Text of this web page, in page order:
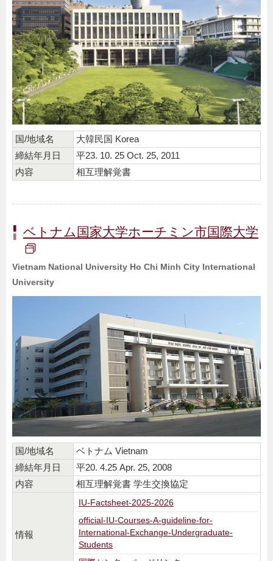
国/地域名
大韓民国 Korea
締結年月日
平23. 10. 25 Oct. 25, 2011
内容
相互理解覚書
ベトナム国家大学ホーチミン市国際大学
Vietnam National University Ho Chi Minh City International
University
国/地域名
ベトナム Vietnam
締結年月日
平20. 4.25 Apr. 25, 2008
内容
相互理解覚書 学生交換協定
情報
IU-Factsheet-2025-2026
official-IU-Courses-A-guideline-for-
International-Exchange-Undergraduate-
Students